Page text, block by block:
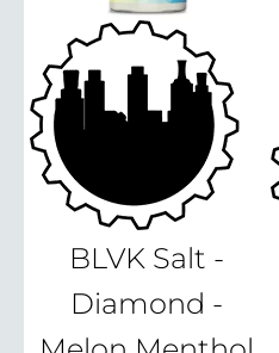
BLVK Salt -
Diamond -